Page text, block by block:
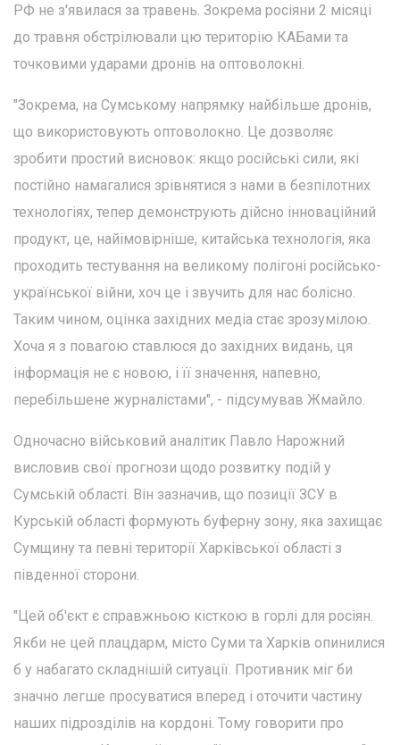
РФ не з'явилася за травень. Зокрема росіяни 2 місяці
до травня обстрілювали цю територію КАБами та
точковими ударами дронів на оптоволокні.
"Зокрема, на Сумському напрямку найбільше дронів,
що використовують оптоволокно. Це дозволяє
зробити простий висновок: якщо російські сили, які
постійно намагалися зрівнятися з нами в безпілотних
технологіях, тепер демонструють дійсно інноваційний
продукт, це, найімовірніше, китайська технологія, яка
проходить тестування на великому полігоні російсько-
української війни, хоч це і звучить для нас болісно.
Таким чином, оцінка західних медіа стає зрозумілою.
Хоча я з повагою ставлюся до західних видань, ця
інформація не є новою, і її значення, напевно,
перебільшене журналістами", - підсумував Жмайло.
Одночасно військовий аналітик Павло Нарожний
висловив свої прогнози щодо розвитку подій у
Сумській області. Він зазначив, що позиції ЗСУ в
Курській області формують буферну зону, яка захищає
Сумщину та певні території Харківської області з
південної сторони.
"Цей об'єкт є справжньою кісткою в горлі для росіян.
Якби не цей плацдарм, місто Суми та Харків опинилися
б у набагато складнішій ситуації. Противник міг би
значно легше просуватися вперед і оточити частину
наших підрозділів на кордоні. Тому говорити про